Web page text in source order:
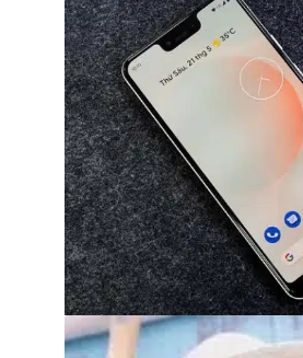
Désactiver adblock sur
sans compromettre votre
30 juillet 2026